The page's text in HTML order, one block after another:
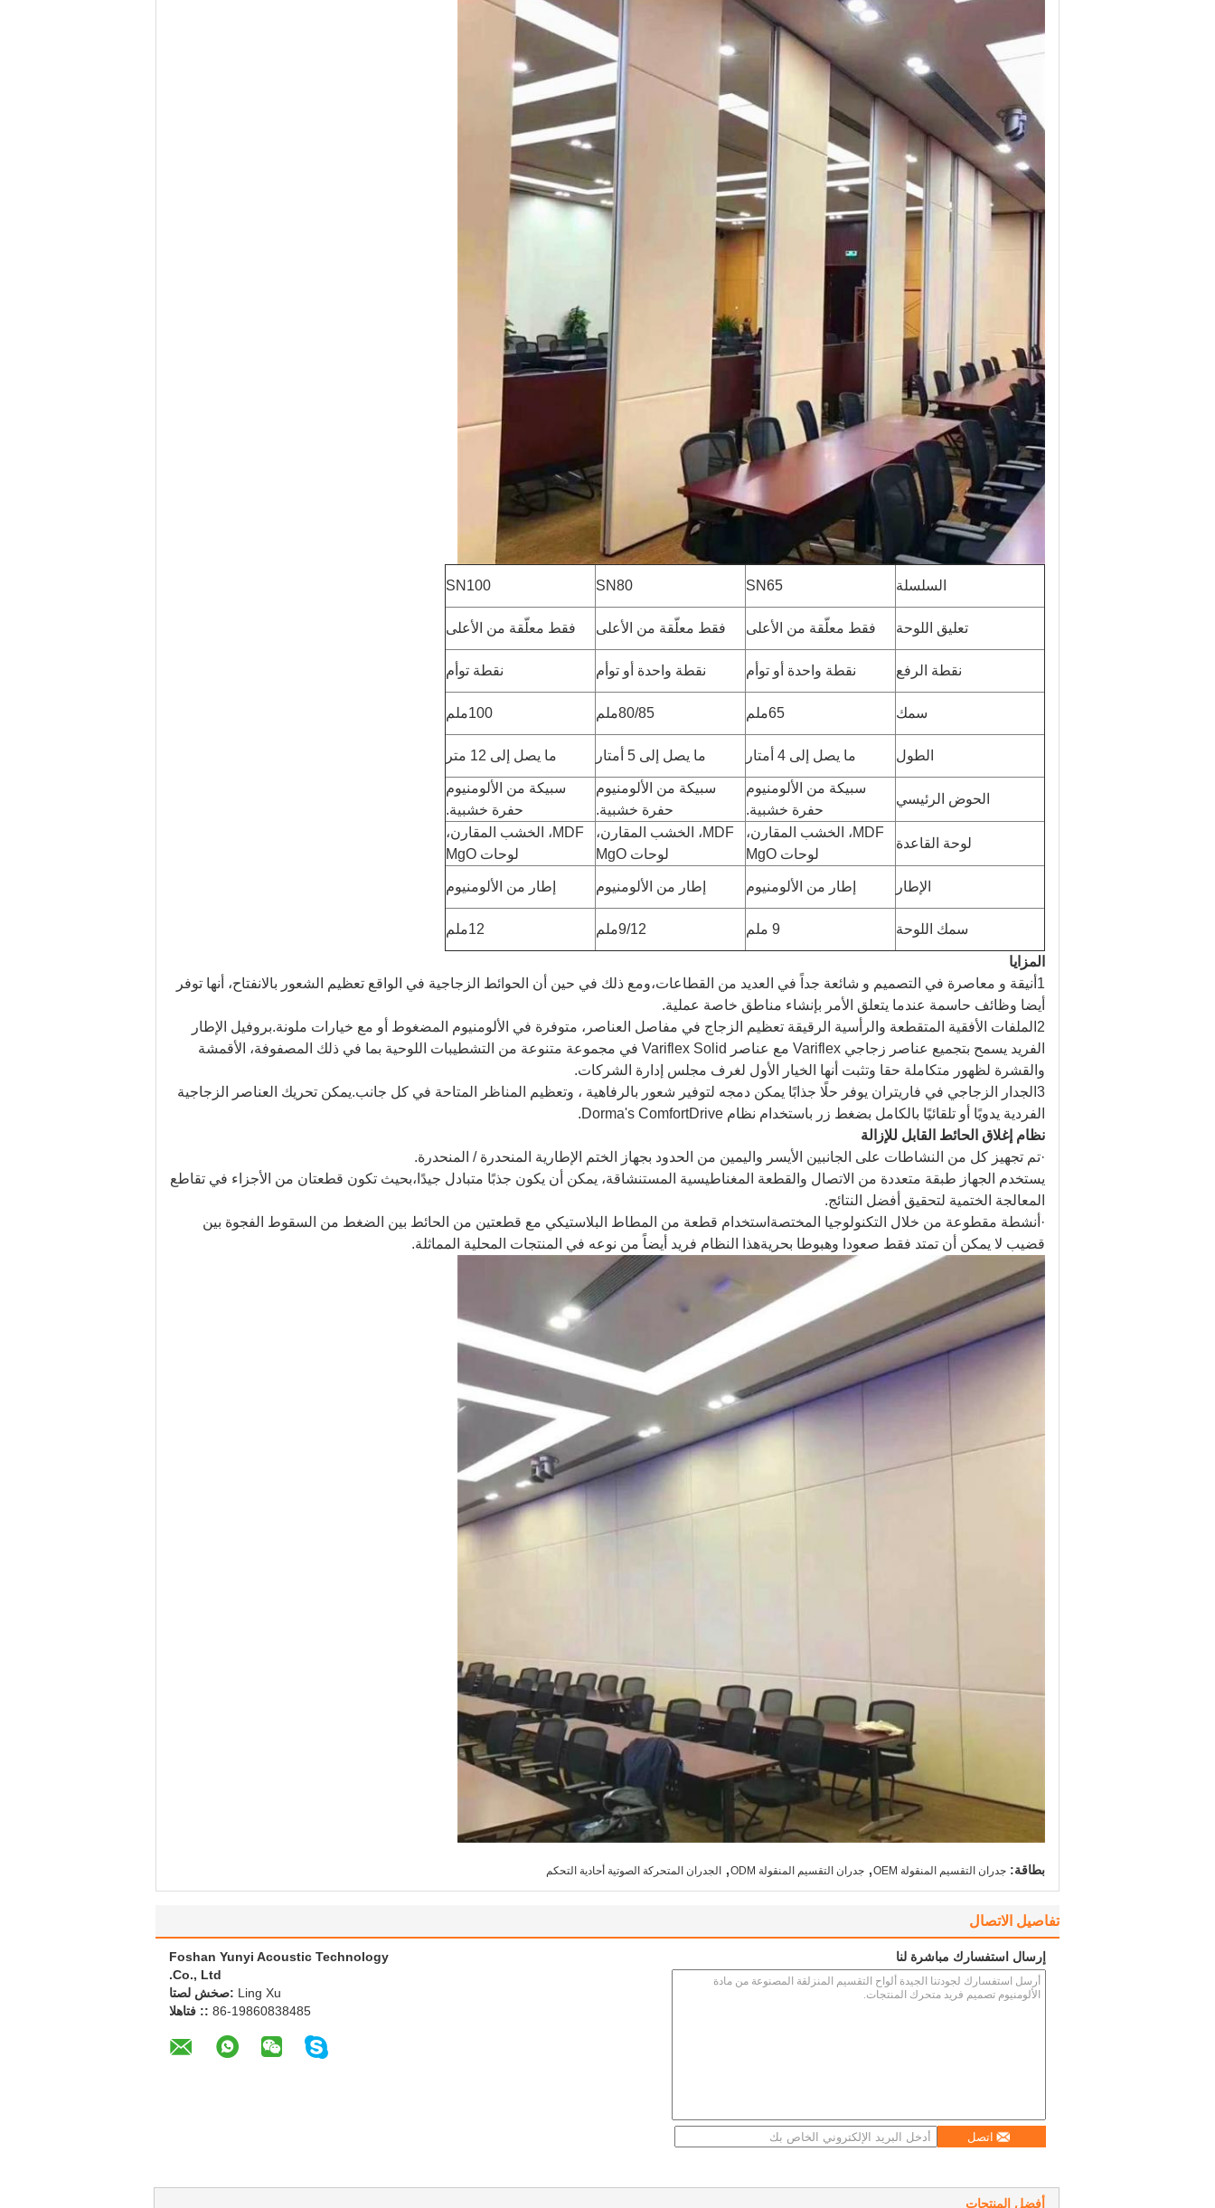
السلسلة SN65
SN80
SN100
تعليق اللوحة فقط معلّقة من الأعلى فقط معلّقة من الأعلى فقط معلّقة من الأعلى
نقطة الرفع نقطة واحدة أو توأم نقطة واحدة أو توأم نقطة توأم
سمك 65ملم 80/85ملم 100ملم
الطول ما يصل إلى 4 أمتار ما يصل إلى 5 أمتار ما يصل إلى 12 متر
الحوض الرئيسي
سبيكة من الألومنيوم
حفرة خشبية.
سبيكة من الألومنيوم
حفرة خشبية.
سبيكة من الألومنيوم
حفرة خشبية.
لوحة القاعدة
MDF، الخشب المقارن،
لوحات MgO
MDF، الخشب المقارن،
لوحات MgO
MDF، الخشب المقارن،
لوحات MgO
الإطار إطار من الألومنيوم إطار من الألومنيوم إطار من الألومنيوم
سمك اللوحة 9 ملم 9/12ملم 12ملم
المزايا
1أنيقة و معاصرة في التصميم و شائعة جداً في العديد من القطاعات،ومع ذلك في حين أن الحوائط الزجاجية في الواقع تعظيم الشعور بالانفتاح، أنها توفر
أيضا وظائف حاسمة عندما يتعلق الأمر بإنشاء مناطق خاصة عملية.
2الملفات الأفقية المتقطعة والرأسية الرقيقة تعظيم الزجاج في مفاصل العناصر، متوفرة في الألومنيوم المضغوط أو مع خيارات ملونة.بروفيل الإطار
الفريد يسمح بتجميع عناصر زجاجي Variflex مع عناصر Variflex Solid في مجموعة متنوعة من التشطيبات اللوحية بما في ذلك المصفوفة، الأقمشة
والقشرة لظهور متكاملة حقا وتثبت أنها الخيار الأول لغرف مجلس إدارة الشركات.
3الجدار الزجاجي في فاريتران يوفر حلًا جذابًا يمكن دمجه لتوفير شعور بالرفاهية ، وتعظيم المناظر المتاحة في كل جانب.يمكن تحريك العناصر الزجاجية
الفردية يدويًا أو تلقائيًا بالكامل بضغط زر باستخدام نظام Dorma's ComfortDrive.
نظام إغلاق الحائط القابل للإزالة
·تم تجهيز كل من النشاطات على الجانبين الأيسر واليمين من الحدود بجهاز الختم الإطارية المنحدرة / المنحدرة.
يستخدم الجهاز طبقة متعددة من الاتصال والقطعة المغناطيسية المستنشاقة، يمكن أن يكون جذبًا متبادل جيدًا،بحيث تكون قطعتان من الأجزاء في تقاطع
المعالجة الختمية لتحقيق أفضل النتائج.
·أنشطة مقطوعة من خلال التكنولوجيا المختصةاستخدام قطعة من المطاط البلاستيكي مع قطعتين من الحائط بين الضغط من السقوط الفجوة بين
قضيب لا يمكن أن تمتد فقط صعودا وهبوطا بحريةهذا النظام فريد أيضاً من نوعه في المنتجات المحلية المماثلة.
بطاقة: جدران التقسيم المنقولة OEM , جدران التقسيم المنقولة ODM , الجدران المتحركة الصوتية أحادية التحكم
تفاصيل الاتصال
Foshan Yunyi Acoustic Technology
Co., Ltd.
اتصل شخص: Ling Xu
الهاتف :: 86-19860838485
إرسال استفسارك مباشرة لنا
اتصل
أفضل المنتجات